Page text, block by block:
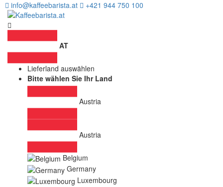
info@kaffeebarista.at +421 944 750 100
AT
Lieferland auswählen
Bitte wählen Sie Ihr Land
Austria
Austria
Belgium
Germany
Luxembourg